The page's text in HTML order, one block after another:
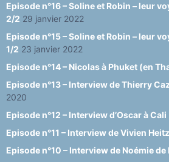
Episode n°16 – Soline et Robin – leur
2/2 29 janvier 2022
Episode n°15 – Soline et Robin – leur
1/2 23 janvier 2022
Episode n°14 – Nicolas à Phuket (en
Episode n°13 – Interview de Thierry
2020
Episode n°12 – Interview d’Oscar à Cali
Episode n°11 – Interview de Vivien Heitz
Episode n°10 – Interview de Noémie de